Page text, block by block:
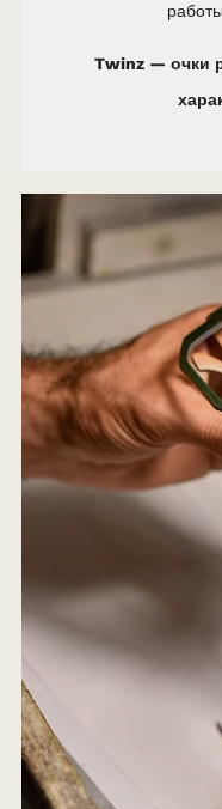
Twinz — очки